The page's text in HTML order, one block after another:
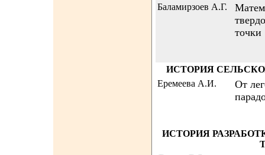
Баламирзоев А.Г.
точки
ИСТОРИЯ
Еремеева А.И.
От
ИСТОРИЯ